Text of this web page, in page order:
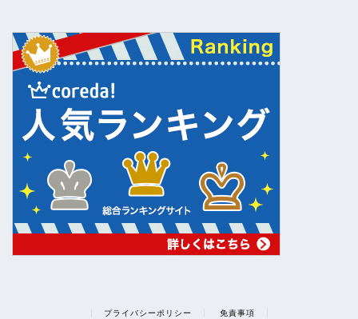
プライバシーポリシー 免責事項